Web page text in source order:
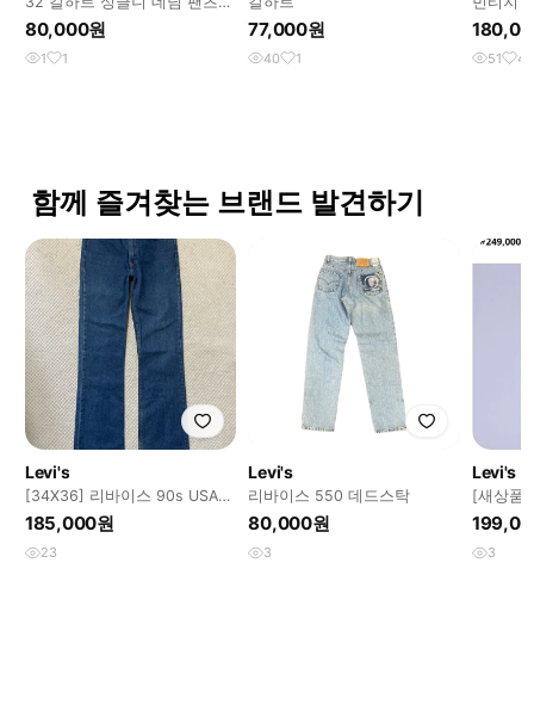
#395
80,000원
1 1
77,000원
40 1
다크브
51 4
함께 즐겨찾는 브랜드 발견하기
Levi's
[34X36] 리바이스 90s USA
517 오렌지탭 부츠컷 데님 팬
185,000원
23
Levi's
리바이스 550 데드스탁
80,000원
3
Levi's
[새상품]
커루즈
3